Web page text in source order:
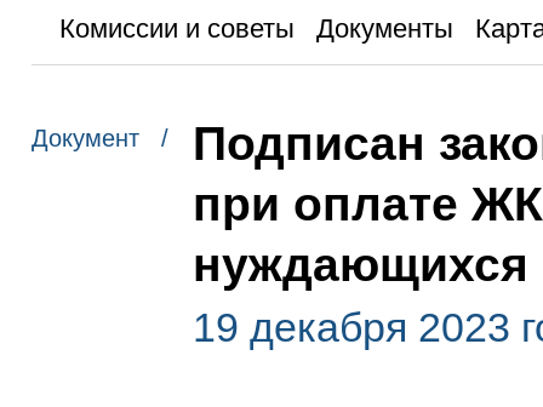
Комиссии и советы
Документы
Документ /
Подписан
при оплате
нуждающихся
19 декабря 2023